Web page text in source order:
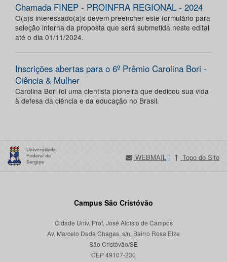
Chamada FINEP - PROINFRA REGIONAL - 2024
O(a)s interessado(a)s devem preencher este formulário para
seleção interna da proposta que será submetida neste edital
até o dia 01/11/2024.
Inscrições abertas para o 6º Prêmio Carolina Bori -
Ciência & Mulher
Carolina Bori foi uma cientista pioneira que dedicou sua vida
à defesa da ciência e da educação no Brasil.
WEBMAIL | Topo do Site
Campus São Cristóvão
Cidade Univ. Prof. José Aloísio de Campos
Av. Marcelo Deda Chagas, s/n, Bairro Rosa Elze
São Cristóvão/SE
CEP 49107-230